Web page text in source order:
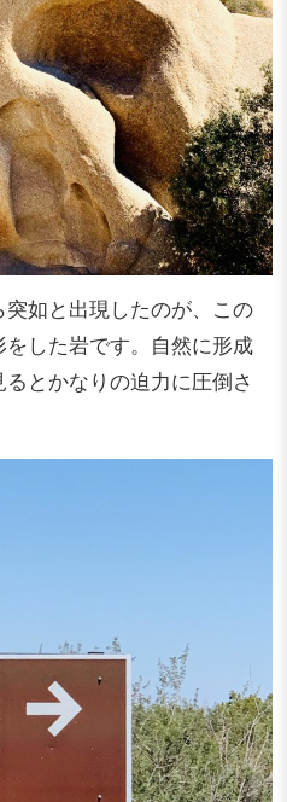
如と出現したのが、この
した岩です。自然に形成
とかなりの迫力に圧倒さ